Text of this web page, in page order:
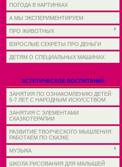
ПОГОДА В КАРТИНКАХ
А МЫ ЭКСПЕРИМЕНТИРУЕМ
ПРО ЖИВОТНЫХ
ВЗРОСЛЫЕ СЕКРЕТЫ ПРО ДЕНЬГИ
ДЕТЯМ О СПЕЦИАЛЬНЫХ МАШИНАХ
ЭСТЕТИЧЕСКОЕ ВОСПИТАНИЕ
ЗАНЯТИЯ ПО ОЗНАКОМЛЕНИЮ ДЕТЕЙ
5-7 ЛЕТ С НАРОДНЫМ ИСКУССТВОМ
ЗАНЯТИЯ С ЭЛЕМЕНТАМИ
СКАЗКОТЕРАПИИ
РАЗВИТИЕ ТВОРЧЕСКОГО МЫШЛЕНИЯ.
РАБОТАЕМ ПО СКАЗКЕ
МУЗЫКА
ШКОЛА РИСОВАНИЯ ДЛЯ МАЛЫШЕЙ